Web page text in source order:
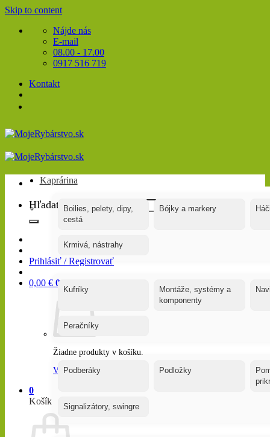
Skip to content
Nájde nás
E-mail
08.00 - 17.00
0917 516 719
Kontakt
Hľadať:
Prihlásiť / Registrovať
0,00 € 0
Žiadne produkty v košíku.
Vrátiť sa do obchodu
0
Košík
Kaprárina
Boilies, pelety, dipy,
cestá
Bójky a markery
Krmivá, nástrahy
Kufríky
Montáže, systémy a
komponenty
Peračníky
Podberáky Podložky
Signalizátory, swingre